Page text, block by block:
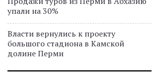
упали на 30%
Власти вернулись к проекту
большого стадиона в Камской
долине Перми